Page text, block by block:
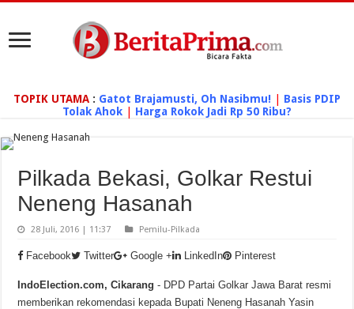
TOPIK UTAMA : Gatot Brajamusti, Oh Nasibmu!
Basis PDIP
Tolak Ahok
Harga Rokok Jadi Rp 50 Ribu?
Pilkada Bekasi, Golkar Restui
Neneng Hasanah
28 Juli, 2016 | 11:37 Pemilu-Pilkada
Facebook Twitter Google + LinkedIn Pinterest
IndoElection.com, Cikarang - DPD Partai Golkar Jawa Barat resmi
memberikan rekomendasi kepada Bupati Neneng Hasanah Yasin